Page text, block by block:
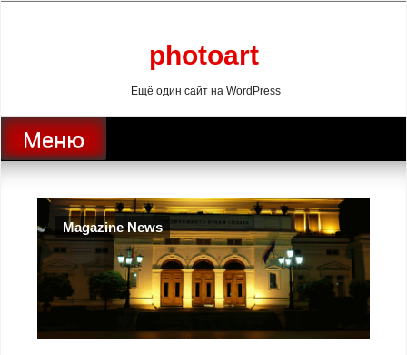
photoart
Ещё один сайт на WordPress
Меню
Magazine News